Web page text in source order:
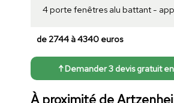
4 porte fenêtres alu battant -
de 2744 à 4340 euros
↑ Demander 3 devis gratuit